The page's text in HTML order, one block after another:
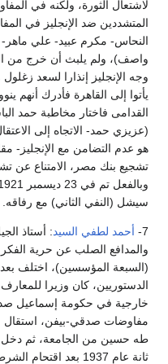
لاشتعال الثورة، ولكنه في
المتشددين ضد الإنجليز في
النحاس- مكرم عبيد- علي
وجه الإنجليز إنذارا لسعد
يأتوا إلى القاهرة فأدرك أنهم
القدامى فاختار مخاطبة حمد
(عزيزي حمد- الاتجاه إلى
هو عدم التضامن مع الإنجليز-
تشجيع بنك مصر، الامتناع عن
سيشل (النفي الثاني) مع رفاقه.
7- أحمد لطفي السيد: أستاذ
والمدافع الصلب عن حرية
(السبعة المؤسسين)، اختلف
الدستوريين، كان وزيرا
طه حسين من الجامعة، ثم
ثانة عام 1937 بعد